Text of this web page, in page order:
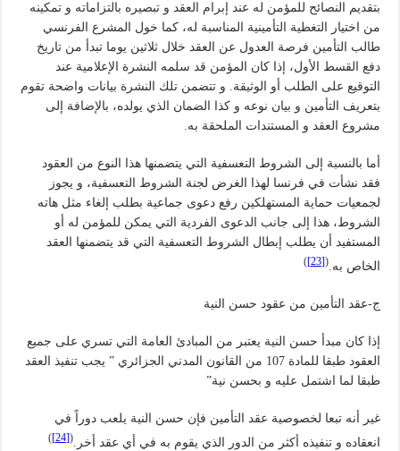
بتقديم النصائح للمؤمن له عند إبرام العقد و تبصيره بالتزاماته و تمكينه
من اختيار التغطية التأمينية المناسبة له، كما خول المشرع الفرنسي
طالب التأمين فرصة العدول عن العقد خلال ثلاثين يوما تبدأ من تاريخ
دفع القسط الأول، إذا كان المؤمن قد سلمه النشرة الإعلامية عند
التوقيع على الطلب أو الوثيقة. و تتضمن تلك النشرة بيانات واضحة تقوم
بتعريف التأمين و بيان نوعه و كذا الضمان الذي يولده، بالإضافة إلى
مشروع العقد و المستندات الملحقة به.
أما بالنسبة إلى الشروط التعسفية التي يتضمنها هذا النوع من العقود
فقد نشأت في فرنسا لهذا الغرض لجنة الشروط التعسفية، و يجوز
لجمعيات حماية المستهلكين رفع دعوى جماعية بطلب إلغاء مثل هاته
الشروط، هذا إلى جانب الدعوى الفردية التي يمكن للمؤمن له أو
المستفيد أن يطلب إبطال الشروط التعسفية التي قد يتضمنها العقد
الخاص به.(
[23]
)
ج-عقد التأمين من عقود حسن النية
إذا كان مبدأ حسن النية يعتبر من المبادئ العامة التي تسري على جميع
العقود طبقا للمادة 107 من القانون المدني الجزائري ” يجب تنفيذ العقد
طبقا لما اشتمل عليه و بحسن نية”
غير أنه تبعا لخصوصية عقد التأمين فإن حسن النية يلعب دوراً في
انعقاده و تنفيذه أكثر من الدور الذي يقوم به في أي عقد أخر.(
[24]
)